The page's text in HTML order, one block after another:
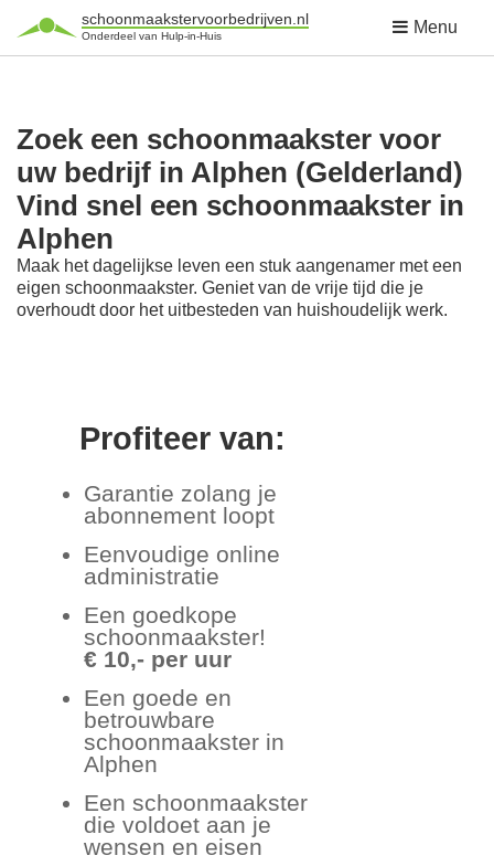
schoonmaakstervoorbedrijven.nl
Onderdeel van Hulp-in-Huis Menu
Zoek een schoonmaakster voor
uw bedrijf in Alphen (Gelderland)
Vind snel een schoonmaakster in
Alphen
Maak het dagelijkse leven een stuk aangenamer met een
eigen schoonmaakster. Geniet van de vrije tijd die je
overhoudt door het uitbesteden van huishoudelijk werk.
Profiteer van:
Garantie zolang je
abonnement loopt
Eenvoudige online
administratie
Een goedkope
schoonmaakster!
€ 10,- per uur
Een goede en
betrouwbare
schoonmaakster in
Alphen
Een schoonmaakster
die voldoet aan je
wensen en eisen